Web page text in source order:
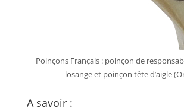
Poinçons Français : poinçon de
losange et poinçon tête d’aigle
A savoir :